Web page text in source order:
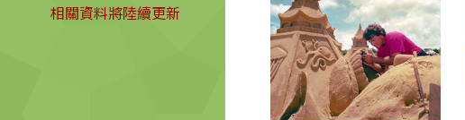
相關資料將陸續更新